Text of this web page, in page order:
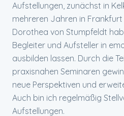
Aufstellungen, zunächst in
mehreren Jahren in Frankfurt
Dorothea von Stumpfeldt
Begleiter und Aufsteller in
ausbilden lassen. Durch die
praxisnahen Seminaren
neue Perspektiven und
Auch bin ich regelmäßig
Aufstellungen.